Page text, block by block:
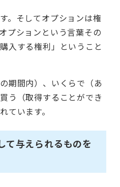
。そしてオプションは権
プションという言葉その
入する権利」ということ
期間内）、いくらで（あ
う（取得することができ
ています。
て与えられるものを